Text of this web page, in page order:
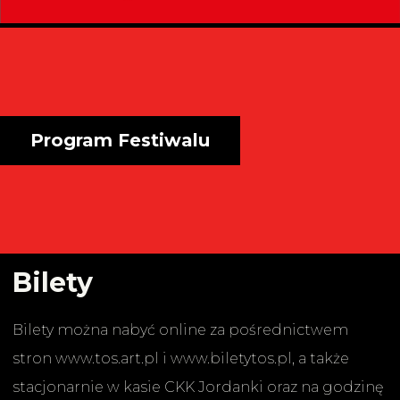
Program Festiwalu
Bilety
Bilety można nabyć online za pośrednictwem
stron www.tos.art.pl i www.biletytos.pl, a także
stacjonarnie w kasie CKK Jordanki oraz na godzinę